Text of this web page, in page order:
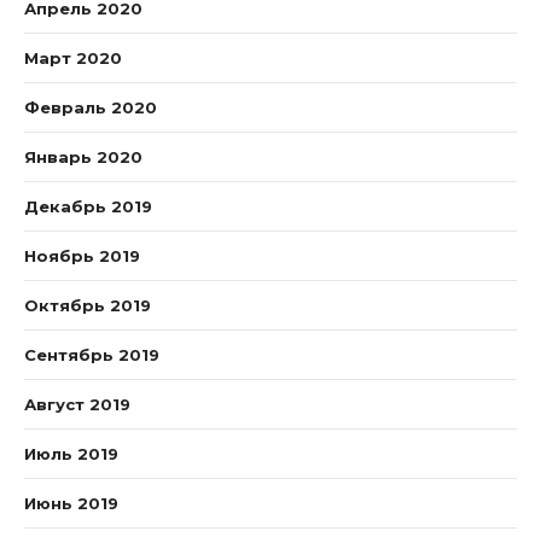
Апрель 2020
Март 2020
Февраль 2020
Январь 2020
Декабрь 2019
Ноябрь 2019
Октябрь 2019
Сентябрь 2019
Август 2019
Июль 2019
Июнь 2019